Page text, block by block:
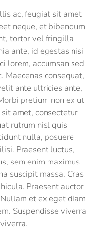
ac, feugiat sit amet
neque, et bibendum
tortor vel fringilla
ante, id egestas nisi
lorem, accumsan sed
Maecenas consequat,
ante ultricies ante,
pretium non ex ut
amet, consectetur
rutrum nisl quis
nulla, posuere
Praesent luctus,
sem enim maximus
suscipit massa. Cras
Praesent auctor
et ex eget diam
Suspendisse viverra